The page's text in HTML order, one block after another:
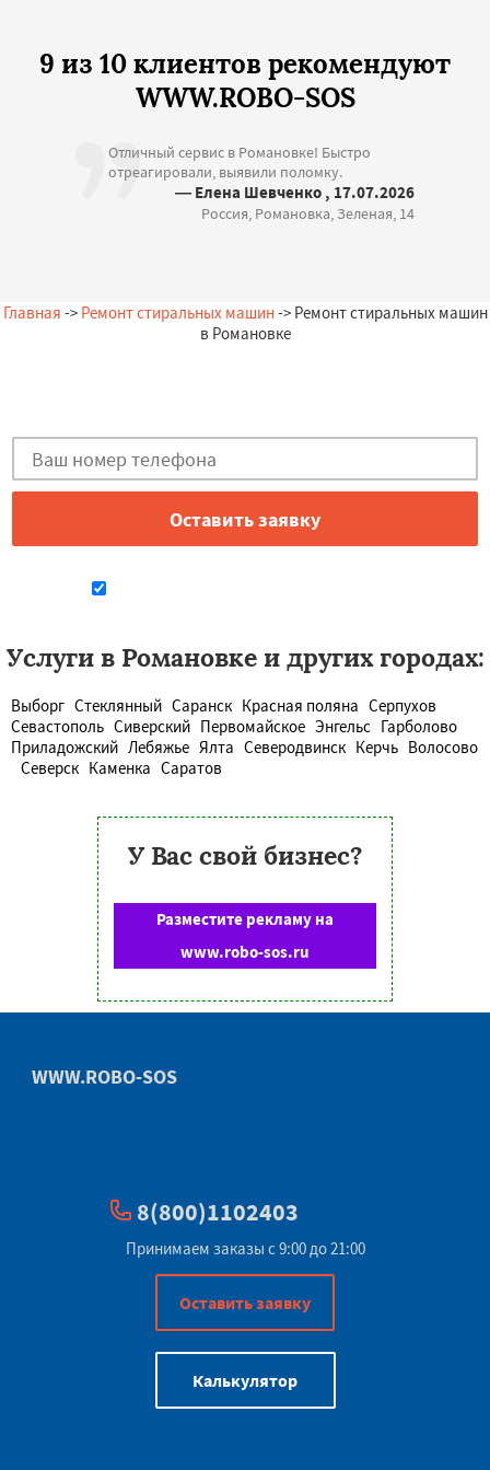
9 из 10 клиентов рекомендуют
WWW.ROBO-SOS
Отличный сервис в Романовке! Быстро
отреагировали, выявили поломку.
— Елена Шевченко , 17.07.2026
Россия, Романовка, Зеленая, 14
Главная -> Ремонт стиральных машин-> Ремонт стиральных машин
в Романовке
Услуги в Романовке и других городах:
Выборг Стеклянный Саранск Красная поляна Серпухов
Севастополь Сиверский Первомайское Энгельс Гарболово
Приладожский Лебяжье Ялта Северодвинск Керчь Волосово
Северск Каменка Саратов
У Вас свой бизнес?
Разместите рекламу на
www.robo-sos.ru
WWW.ROBO-SOS
8(800)1102403
Принимаем заказы с 9:00 до 21:00
Оставить заявку
Калькулятор